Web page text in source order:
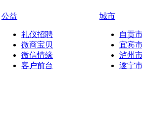
公益
礼仪招聘
微商宝贝
微信情缘
客户前台
城市
自贡
宜宾
泸州
遂宁